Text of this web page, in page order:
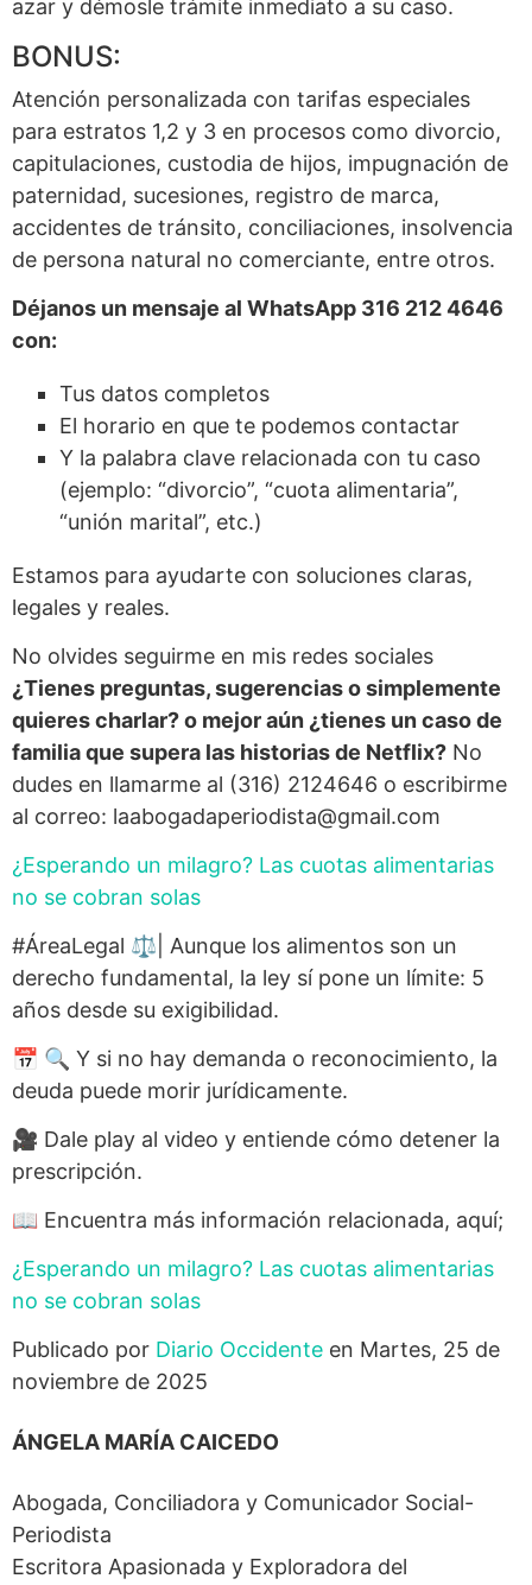
azar y démosle trámite inmediato a su caso.
BONUS:
Atención personalizada con tarifas especiales
para estratos 1,2 y 3 en procesos como divorcio,
capitulaciones, custodia de hijos, impugnación de
paternidad, sucesiones, registro de marca,
accidentes de tránsito, conciliaciones, insolvencia
de persona natural no comerciante, entre otros.
Déjanos un mensaje al WhatsApp 316 212 4646
con:
Tus datos completos
El horario en que te podemos contactar
Y la palabra clave relacionada con tu caso
(ejemplo: “divorcio”, “cuota alimentaria”,
“unión marital”, etc.)
Estamos para ayudarte con soluciones claras,
legales y reales.
No olvides seguirme en mis redes sociales
¿Tienes preguntas, sugerencias o simplemente
quieres charlar? o mejor aún ¿tienes un caso de
familia que supera las historias de Netflix? No
dudes en llamarme al (316) 2124646 o escribirme
al correo: laabogadaperiodista@gmail.com
¿Esperando un milagro? Las cuotas alimentarias
no se cobran solas
#ÁreaLegal ⚖️| Aunque los alimentos son un
derecho fundamental, la ley sí pone un límite: 5
años desde su exigibilidad.
📅 🔍 Y si no hay demanda o reconocimiento, la
deuda puede morir jurídicamente.
🎥 Dale play al video y entiende cómo detener la
prescripción.
📖 Encuentra más información relacionada, aquí;
¿Esperando un milagro? Las cuotas alimentarias
no se cobran solas
Publicado por Diario Occidente en Martes, 25 de
noviembre de 2025
ÁNGELA MARÍA CAICEDO
Abogada, Conciliadora y Comunicador Social-
Periodista
Escritora Apasionada y Exploradora del